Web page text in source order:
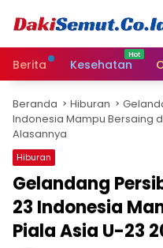
Berita Kesehatan
Beranda Hiburan
Indonesia Mampu Bersaing
Alasannya
Hiburan
Gelandang
23 Indonesia
Piala Asia U-23